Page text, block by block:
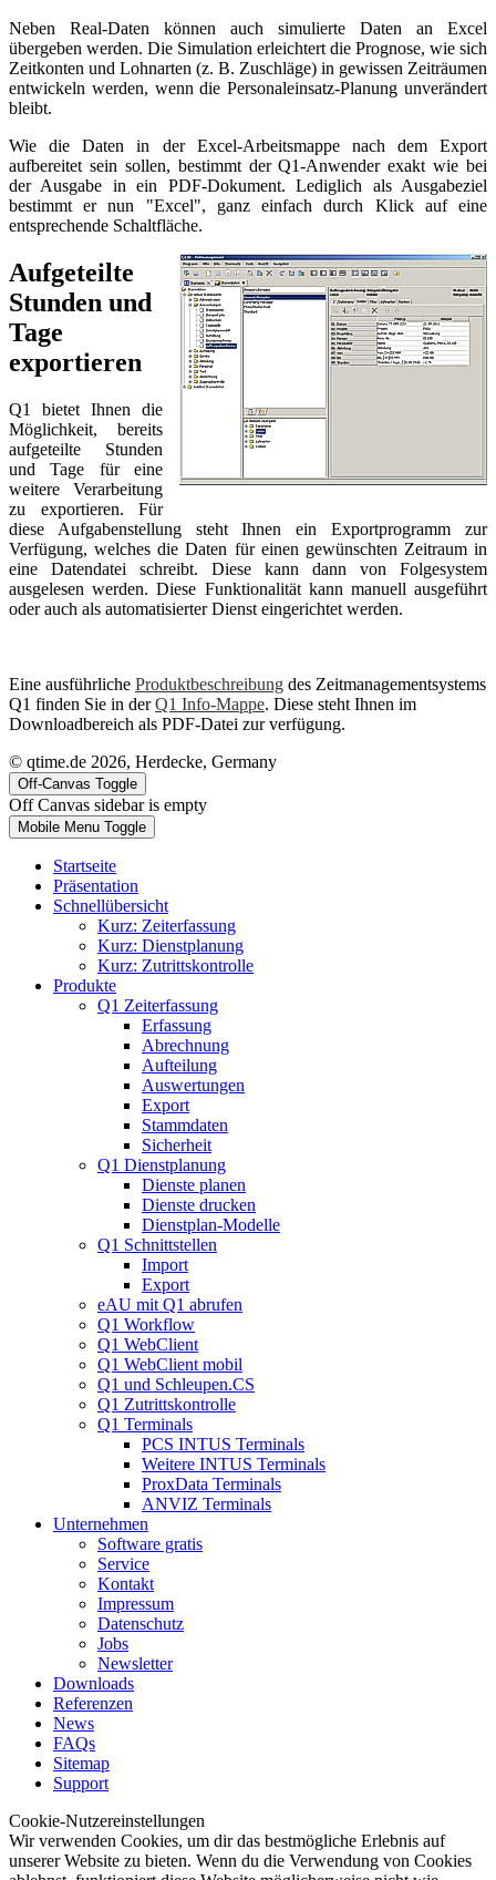
Neben Real-Daten können auch simulierte Daten an Excel
übergeben werden. Die Simulation erleichtert die Prognose, wie sich
Zeitkonten und Lohnarten (z. B. Zuschläge) in gewissen Zeiträumen
entwickeln werden, wenn die Personaleinsatz-Planung unverändert
bleibt.
Wie die Daten in der Excel-Arbeitsmappe nach dem Export
aufbereitet sein sollen, bestimmt der Q1-Anwender exakt wie bei
der Ausgabe in ein PDF-Dokument. Lediglich als Ausgabeziel
bestimmt er nun "Excel", ganz einfach durch Klick auf eine
entsprechende Schaltfläche.
Aufgeteilte
Stunden und
Tage
exportieren
Q1 bietet Ihnen die
Möglichkeit, bereits
aufgeteilte Stunden
und Tage für eine
weitere Verarbeitung
zu exportieren. Für
diese Aufgabenstellung steht Ihnen ein Exportprogramm zur
Verfügung, welches die Daten für einen gewünschten Zeitraum in
eine Datendatei schreibt. Diese kann dann von Folgesystem
ausgelesen werden. Diese Funktionalität kann manuell ausgeführt
oder auch als automatisierter Dienst eingerichtet werden.
Eine ausführliche Produktbeschreibung des Zeitmanagementsystems
Q1 finden Sie in derQ1 Info-Mappe. Diese steht Ihnen im
Downloadbereich als PDF-Datei zur verfügung.
© qtime.de 2026, Herdecke, Germany
Off-Canvas Toggle
Off Canvas sidebar is empty
Mobile Menu Toggle
Startseite
Präsentation
Schnellübersicht
Kurz: Zeiterfassung
Kurz: Dienstplanung
Kurz: Zutrittskontrolle
Produkte
Q1 Zeiterfassung
Erfassung
Abrechnung
Aufteilung
Auswertungen
Export
Stammdaten
Sicherheit
Q1 Dienstplanung
Dienste planen
Dienste drucken
Dienstplan-Modelle
Q1 Schnittstellen
Import
Export
eAU mit Q1 abrufen
Q1 Workflow
Q1 WebClient
Q1 WebClient mobil
Q1 und Schleupen.CS
Q1 Zutrittskontrolle
Q1 Terminals
PCS INTUS Terminals
Weitere INTUS Terminals
ProxData Terminals
ANVIZ Terminals
Unternehmen
Software gratis
Service
Kontakt
Impressum
Datenschutz
Jobs
Newsletter
Downloads
Referenzen
News
FAQs
Sitemap
Support
Cookie-Nutzereinstellungen
Wir verwenden Cookies, um dir das bestmögliche Erlebnis auf
unserer Website zu bieten. Wenn du die Verwendung von Cookies